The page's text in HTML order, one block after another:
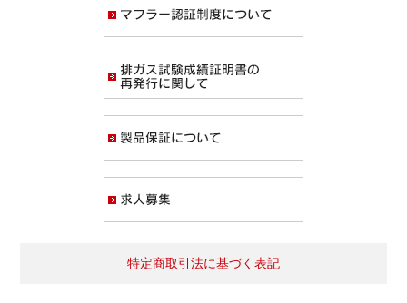
特定商取引法に基づく表記